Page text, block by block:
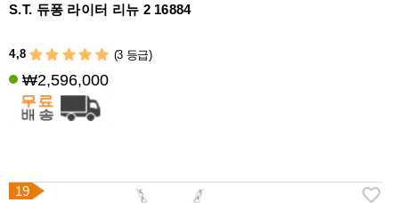
S.T. 듀퐁 라이터 리뉴 2 16884
4,8 (3 등급)
₩2,596,000
19